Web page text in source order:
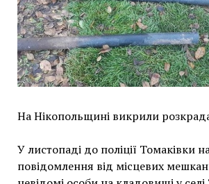
На Нікопольщині викрили
У листопаді до поліції Томаківки
повідомлення від місцевих